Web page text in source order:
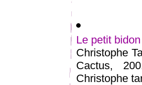
Le petit
Christophe
Cactus,
Christophe